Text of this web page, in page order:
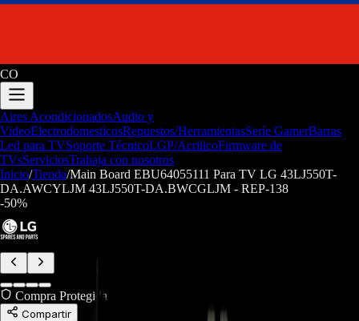
CO
Aires AcondicionadosAudio y
VideoElectrodomesticosRepuestos/HerramientasSeríe GamerBarras
Led para TVSoporte TécnicoLGP/AcrilicoFirmware de
TVsServiciosTrabaja con nosotros
Inicio/Tienda/Main Board EBU64055111 Para TV LG 43LJ550T-
DA.AWCYLJM 43LJ550T-DA.BWCGLJM - REP-138
-50%
Compra Protegida
Compartir